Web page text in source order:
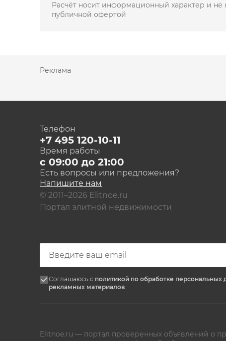
Расчёт носит информационный характер и не
публичной офертой
Реклама
Телефон
+7 495 120-10-11
Время работы
с 09:00 до 21:00
Есть вопросы или предложения?
Напишите нам
© 2011–2026 Elitnoe.ru
Портал элитной недвижимости
Соглашаюсь с политикой по обработке персональных
рекламных материалов
Elitnoe.ru — портал проверенных объявлений о